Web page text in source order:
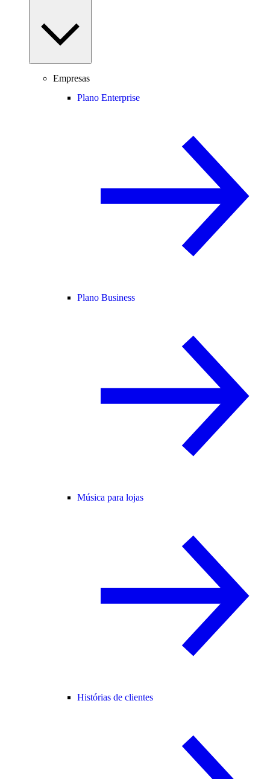
Empresas
Plano Enterprise
Plano Business
Música para lojas
Histórias de clientes